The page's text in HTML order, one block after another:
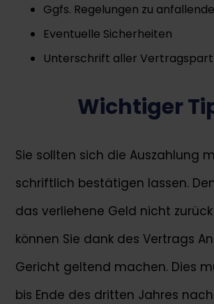
Ggfs. Regelungen zu
Eventuelle Sicherheiten
Unterschrift aller
Wichtiger
Sie sollten sich die Auszahlung
schriftlich bestätigen lassen.
das verliehene Geld nicht
können Sie dank des Vertrags
Gericht geltend machen. Dies
bis Ende des dritten Jahres